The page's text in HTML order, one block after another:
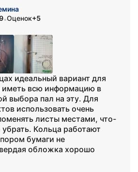
9•Оценок+5
идеальный вариант для
иметь всю информацию в
выбора пал на эту. Для
использовать очень
листы местами, что-
Кольца работают
бумаги не
обложка хорошо